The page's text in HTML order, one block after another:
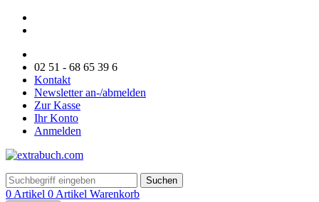
02 51 - 68 65 39 6
Kontakt
Newsletter an-/abmelden
Zur Kasse
Ihr Konto
Anmelden
Suchen
0 Artikel 0 Artikel Warenkorb